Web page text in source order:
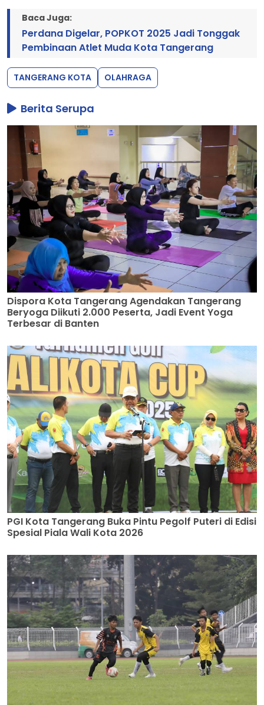
Baca Juga:
Perdana Digelar, POPKOT 2025 Jadi Tonggak
Pembinaan Atlet Muda Kota Tangerang
TANGERANG KOTA OLAHRAGA
Berita Serupa
Dispora Kota Tangerang Agendakan Tangerang
Beryoga Diikuti 2.000 Peserta, Jadi Event Yoga
Terbesar di Banten
PGI Kota Tangerang Buka Pintu Pegolf Puteri di Edisi
Spesial Piala Wali Kota 2026